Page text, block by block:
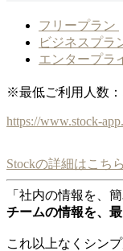
フリープラン
ビジネスプラ
エンタープラ
※最低ご利用人数
https://www.stock-
Stockの詳細はこちら
「社内の情報を、
チームの情報を、
これ以上なくシン